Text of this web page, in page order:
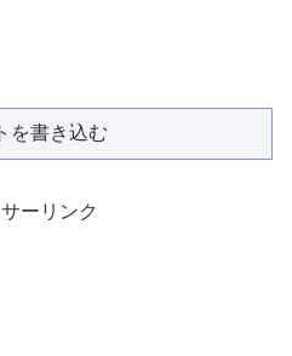
を書き込む
ーリンク